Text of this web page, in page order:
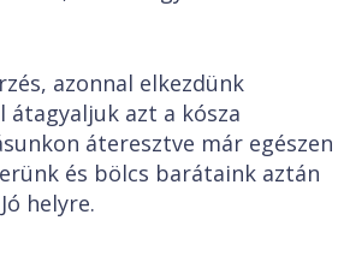
azonnal elkezdünk
átagyaljuk azt a kósza
áteresztve már egészen
és bölcs barátaink aztán
helyre.